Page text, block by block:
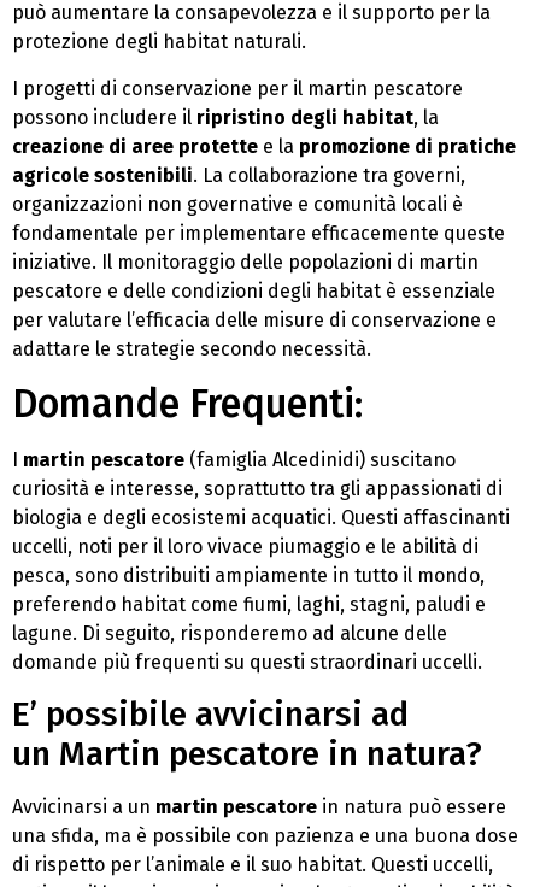
può aumentare la consapevolezza e il supporto per la
protezione degli habitat naturali.
I progetti di conservazione per il martin pescatore
possono includere il ripristino degli habitat, la
creazione di aree protette e la promozione di pratiche
agricole sostenibili. La collaborazione tra governi,
organizzazioni non governative e comunità locali è
fondamentale per implementare efficacemente queste
iniziative. Il monitoraggio delle popolazioni di martin
pescatore e delle condizioni degli habitat è essenziale
per valutare l’efficacia delle misure di conservazione e
adattare le strategie secondo necessità.
Domande Frequenti:
I martin pescatore (famiglia Alcedinidi) suscitano
curiosità e interesse, soprattutto tra gli appassionati di
biologia e degli ecosistemi acquatici. Questi affascinanti
uccelli, noti per il loro vivace piumaggio e le abilità di
pesca, sono distribuiti ampiamente in tutto il mondo,
preferendo habitat come fiumi, laghi, stagni, paludi e
lagune. Di seguito, risponderemo ad alcune delle
domande più frequenti su questi straordinari uccelli.
E’ possibile avvicinarsi ad
un Martin pescatore in natura?
Avvicinarsi a un martin pescatore in natura può essere
una sfida, ma è possibile con pazienza e una buona dose
di rispetto per l’animale e il suo habitat. Questi uccelli,